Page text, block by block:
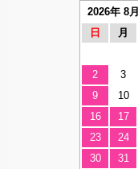
2026年 8月
日
月
2
3
9
10
16
17
23
24
30
31